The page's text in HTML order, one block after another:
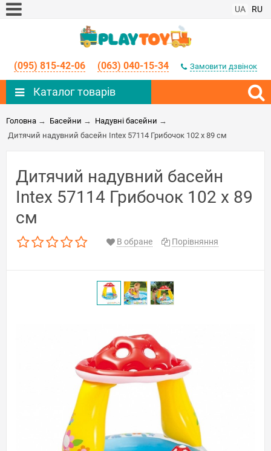
UA RU
(095) 815-42-06 (063) 040-15-34 Замовити дзвінок
Каталог товарів
Головна → Басейни → Надувні басейни →
Дитячий надувний басейн Intex 57114 Грибочок 102 х 89 см
Дитячий надувний басейн
Intex 57114 Грибочок 102 х 89
см
В обране Порівняння